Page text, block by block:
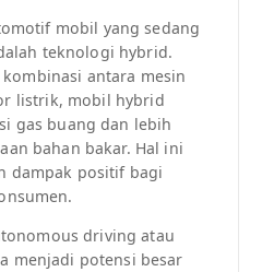
mobil yang sedang
teknologi hybrid.
antara mesin
listrik, mobil hybrid
gas buang dan lebih
bahan bakar. Hal ini
dampak positif bagi
driving atau
menjadi potensi besar